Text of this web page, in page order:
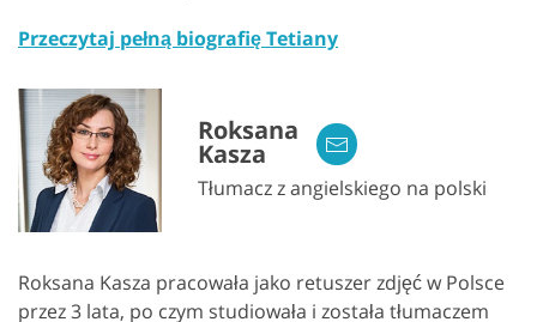
Przeczytaj pełną biografię Tetiany
Roksana
Kasza
Tłumacz z angielskiego na polski
Roksana Kasza pracowała jako retuszer zdjęć w Polsce
przez 3 lata, po czym studiowała i została tłumaczem